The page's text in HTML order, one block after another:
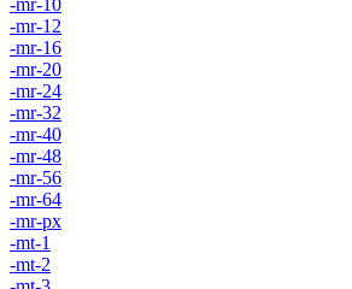
-mr-12
-mr-16
-mr-20
-mr-24
-mr-32
-mr-40
-mr-48
-mr-56
-mr-64
-mr-px
-mt-1
-mt-2